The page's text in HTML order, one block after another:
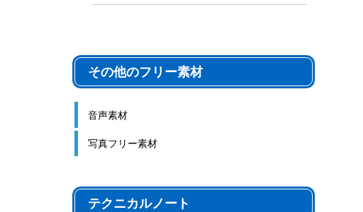
その他のフリー素材
音声素材
写真フリー素材
テクニカルノート